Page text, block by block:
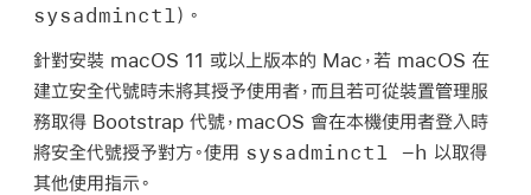
sysadminctl）。
針對安裝 macOS 11 或以上版本的 Mac，若 macOS 在
建立安全代號時未將其授予使用者，而且若可從裝置管理服
務取得 Bootstrap 代號，macOS 會在本機使用者登入時
將安全代號授予對方。使用 sysadminctl -h 以取得
其他使用指示。